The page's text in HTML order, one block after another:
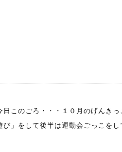
このごろ・・・１０月のげんきっ
」をして後半は運動会ごっこをし